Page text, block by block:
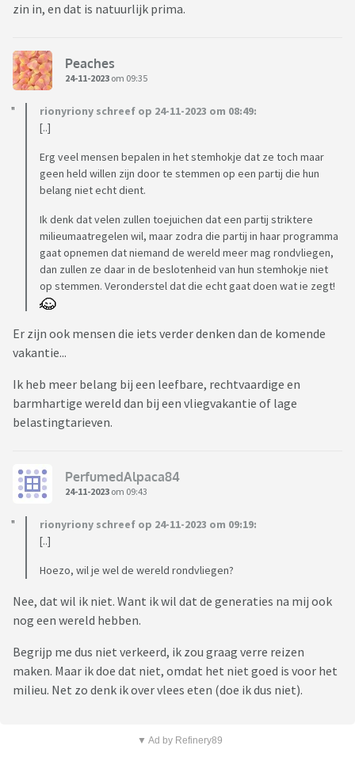
zin in, en dat is natuurlijk prima.
Peaches
24-11-2023 om 09:35
rionyriony schreef op 24-11-2023 om 08:49:
[..]
Erg veel mensen bepalen in het stemhokje dat ze toch maar
geen held willen zijn door te stemmen op een partij die hun
belang niet echt dient.
Ik denk dat velen zullen toejuichen dat een partij striktere
milieumaatregelen wil, maar zodra die partij in haar programma
gaat opnemen dat niemand de wereld meer mag rondvliegen,
dan zullen ze daar in de beslotenheid van hun stemhokje niet
op stemmen. Veronderstel dat die echt gaat doen wat ie zegt!
Er zijn ook mensen die iets verder denken dan de komende
vakantie...
Ik heb meer belang bij een leefbare, rechtvaardige en
barmhartige wereld dan bij een vliegvakantie of lage
belastingtarieven.
PerfumedAlpaca84
24-11-2023 om 09:43
rionyriony schreef op 24-11-2023 om 09:19:
[..]
Hoezo, wil je wel de wereld rondvliegen?
Nee, dat wil ik niet. Want ik wil dat de generaties na mij ook
nog een wereld hebben.
Begrijp me dus niet verkeerd, ik zou graag verre reizen
maken. Maar ik doe dat niet, omdat het niet goed is voor het
milieu. Net zo denk ik over vlees eten (doe ik dus niet).
▼ Ad by Refinery89